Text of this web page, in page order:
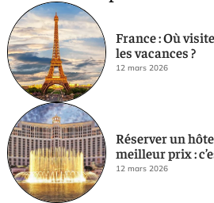
France : Où
les vacances ?
12 mars 2026
Réserver un
meilleur prix :
12 mars 2026